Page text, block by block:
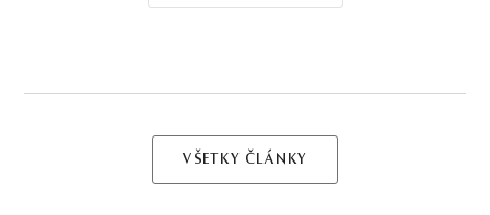
VŠETKY ČLÁNKY